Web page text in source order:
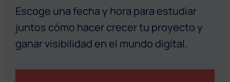
Escoge una fecha y hora para estudiar
juntos cómo hacer crecer tu proyecto y
ganar visibilidad en el mundo digital.